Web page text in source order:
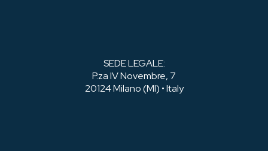
SEDE LEGALE:
P.za IV Novembre, 7
20124 Milano (MI) • Italy